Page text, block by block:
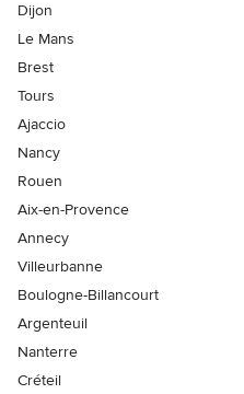
Dijon
Le Mans
Brest
Tours
Ajaccio
Nancy
Rouen
Aix-en-Provence
Annecy
Villeurbanne
Boulogne-Billancourt
Argenteuil
Nanterre
Créteil